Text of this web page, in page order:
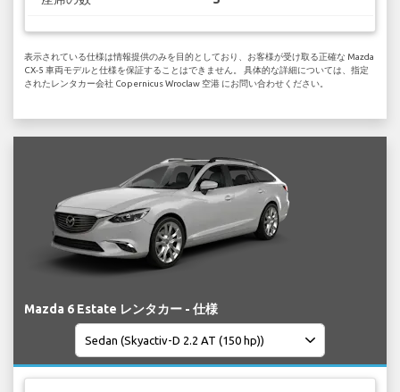
表示されている仕様は情報提供のみを目的としており、お客様が受け取る正確な Mazda
CX-5 車両モデルと仕様を保証することはできません。 具体的な詳細については、指定
されたレンタカー会社 Copernicus Wroclaw 空港 にお問い合わせください。
Mazda 6 Estate レンタカー - 仕様